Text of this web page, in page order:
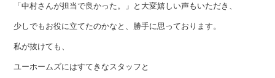
「中村さんが担当で良かった。」と大変嬉しい声もいただき、
少しでもお役に立てたのかなと、勝手に思っております。
私が抜けても、
ユーホームズにはすてきなスタッフと